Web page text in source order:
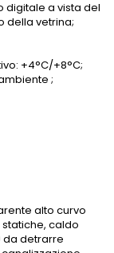
a vista del
della vetrina;
+4°C/+8°C;
;
alto curvo
statiche, caldo
da detrarre